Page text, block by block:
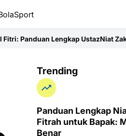
Lengkap UstazNiat Zakat Fitrah
Trending
Panduan Lengkap
Fitrah untuk Bapak:
Benar